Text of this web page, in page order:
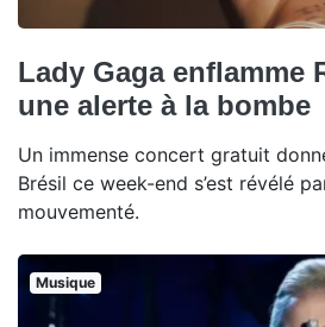
Lady Gaga enflamme
une alerte à la bombe
Un immense concert gratuit
Brésil ce week-end s’est révélé
mouvementé.
Musique